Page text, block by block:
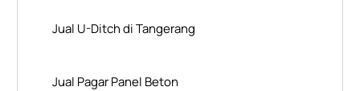
Jual U-Ditch di Tangerang
Jual Pagar Panel Beton